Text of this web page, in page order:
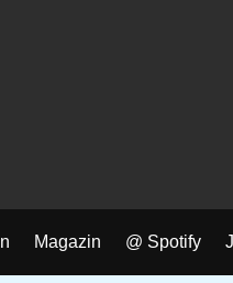
Magazin @ Spotify